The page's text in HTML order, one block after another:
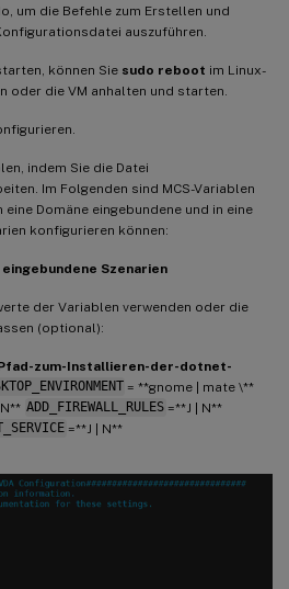
um die Befehle zum Erstellen und
auszuführen.
können Sie sudo reboot im Linux-
oder die VM anhalten und starten.
indem Sie die Datei
Im Folgenden sind MCS-Variablen
Domäne eingebundene und in eine
konfigurieren können:
Szenarien
der Variablen verwenden oder die
(optional):
zum-Installieren-der-dotnet-
= **gnome | mate \**
ADD_FIREWALL_RULES =**J | N**
=**J | N**